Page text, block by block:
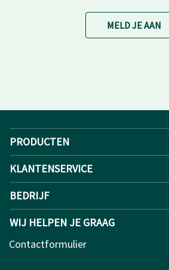
MELD JE AAN
PRODUCTEN
KLANTENSERVICE
BEDRIJF
WIJ HELPEN JE GRAAG
Contactformulier